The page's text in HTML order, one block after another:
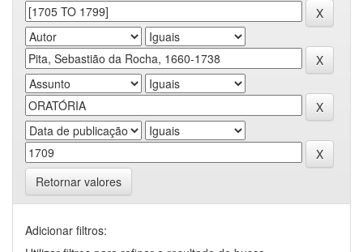
Retornar valores
Adicionar filtros: